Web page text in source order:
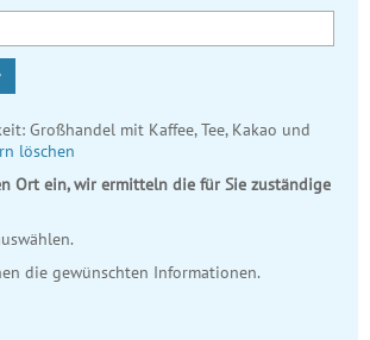
Großhandel mit Kaffee, Tee, Kakao und
löschen
Ort ein, wir ermitteln die für Sie zuständige
die gewünschten Informationen.